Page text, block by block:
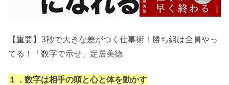
【重要】3秒で大きな差がつく仕事術！勝ち組は全員やっ
てる！「数字で示せ」定居美徳
１．数字は相手の頭と心と体を動かす